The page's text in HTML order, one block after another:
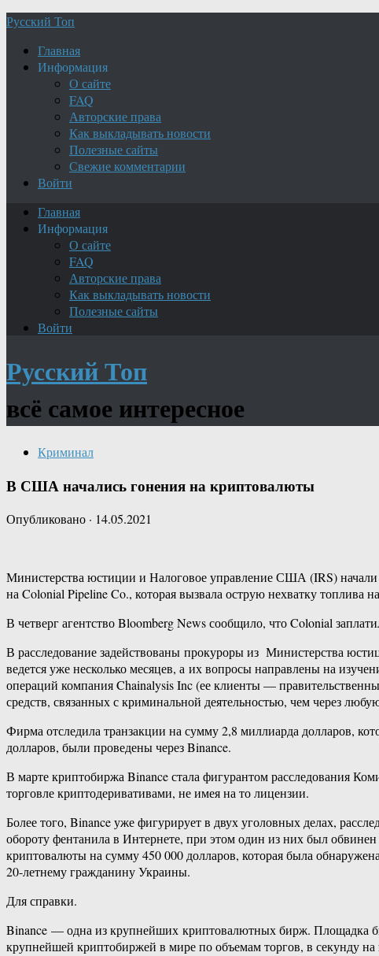
Русский Топ
Главная
Информация
О сайте
FAQ
Авторские права
Как выкладывать новости
Полезные сайты
Свежие комментарии
Войти
Главная
Информация
О сайте
FAQ
Авторские права
Как выкладывать новости
Полезные сайты
Войти
Русский Топ
всё самое интересное
Криминал
В США начались гонения на криптовалюты
Опубликовано · 14.05.2021
Министерства юстиции и Налоговое управление США (IRS)
на Colonial Pipeline Co., которая вызвала острую нехватку
В четверг агентство Bloomberg News сообщило, что Colonial
В расследование задействованы прокуроры из Министерства
ведется уже несколько месяцев, а их вопросы направлены на
операций компания Chainalysis Inc (ее клиенты —
средств, связанных с криминальной деятельностью, чем через
Фирма отследила транзакции на сумму 2,8 миллиарда долларов,
долларов, были проведены через Binance.
В марте криптобиржа Binance стала фигурантом расследования
торговле криптодеривативами, не имея на то лицензии.
Более того, Binance уже фигурирует в двух уголовных делах,
обороту фентанила в Интернете, при этом один из них был
криптовалюты на сумму 450 000 долларов, которая была
20-​летнему гражданину Украины.
Для справки.
Binance — одна из крупнейших криптовалютных бирж. Площадка
крупнейшей криптобиржей в мире по объемам торгов, в секунду